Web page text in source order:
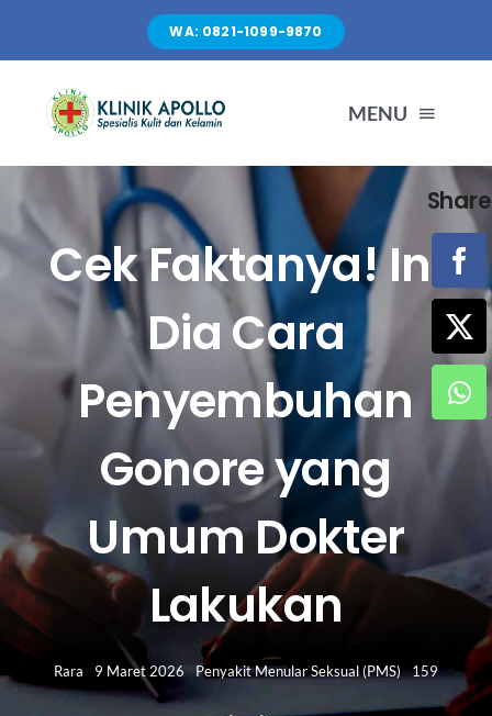
content
WA: 0821-1099-9870
MENU
TENTANG KAMI
LAYANAN
FASILITAS
ARTIKEL
HUBUNGI KAMI
Search
for:
Cek Faktanya! Ini
Dia Cara
Penyembuhan
Gonore yang
Umum Dokter
Lakukan
Rara 9 Maret 2026 Penyakit Menular Seksual (PMS) 159
Share